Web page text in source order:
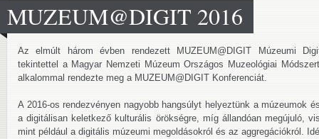
MUZEUM@DIGIT 2016
Az elmúlt három évben rendezett MUZEUM@DIGIT Múzeumi
tekintettel a Magyar Nemzeti Múzeum Országos Muzeológiai
alkalommal rendezte meg a MUZEUM@DIGIT Konferenciát.
A 2016-os rendezvényen nagyobb hangsúlyt helyeztünk a múzeumok
a digitálisan keletkező kulturális örökségre, míg állandóan megújuló,
mint például a digitális múzeumi megoldásokról és az aggregációkról.